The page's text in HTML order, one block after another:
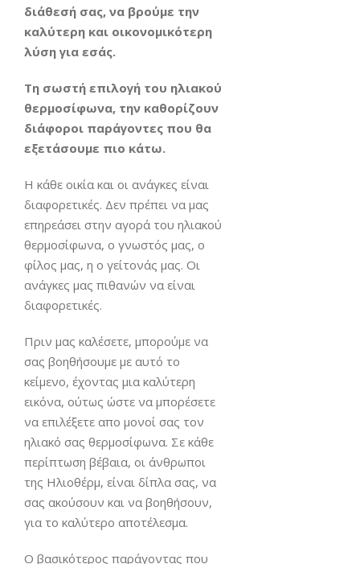
διάθεσή σας, να βρούμε την
καλύτερη και οικονομικότερη
λύση για εσάς.
Τη σωστή επιλογή του ηλιακού
θερμοσίφωνα, την καθορίζουν
διάφοροι παράγοντες που θα
εξετάσουμε πιο κάτω.
Η κάθε οικία και οι ανάγκες είναι
διαφορετικές. Δεν πρέπει να μας
επηρεάσει στην αγορά του ηλιακού
θερμοσίφωνα, ο γνωστός μας, ο
φίλος μας, η ο γείτονάς μας. Οι
ανάγκες μας πιθανών να είναι
διαφορετικές.
Πριν μας καλέσετε, μπορούμε να
σας βοηθήσουμε με αυτό το
κείμενο, έχοντας μια καλύτερη
εικόνα, ούτως ώστε να μπορέσετε
να επιλέξετε απο μονοί σας τον
ηλιακό σας θερμοσίφωνα. Σε κάθε
περίπτωση βέβαια, οι άνθρωποι
της Ηλιοθέρμ, είναι δίπλα σας, να
σας ακούσουν και να βοηθήσουν,
για το καλύτερο αποτέλεσμα.
Ο βασικότερος παράγοντας που